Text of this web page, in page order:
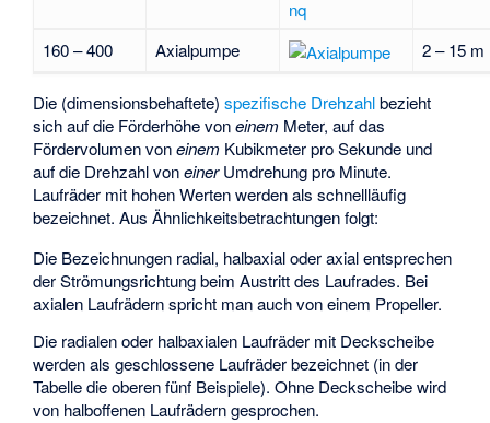
160 – 400 Axialpumpe 2 – 15 m
Die (dimensionsbehaftete)spezifische Drehzahlbezieht
sich auf die Förderhöhe voneinem Meter, auf das
Fördervolumen voneinem Kubikmeter pro Sekunde und
auf die Drehzahl voneinerUmdrehung pro Minute.
Laufräder mit hohen Werten werden als schnellläufig
bezeichnet. Aus Ähnlichkeitsbetrachtungen folgt:
Die Bezeichnungen radial, halbaxial oder axial entsprechen
der Strömungsrichtung beim Austritt des Laufrades. Bei
axialen Laufrädern spricht man auch von einem Propeller.
Die radialen oder halbaxialen Laufräder mit Deckscheibe
werden als geschlossene Laufräder bezeichnet (in der
Tabelle die oberen fünf Beispiele). Ohne Deckscheibe wird
von halboffenen Laufrädern gesprochen.